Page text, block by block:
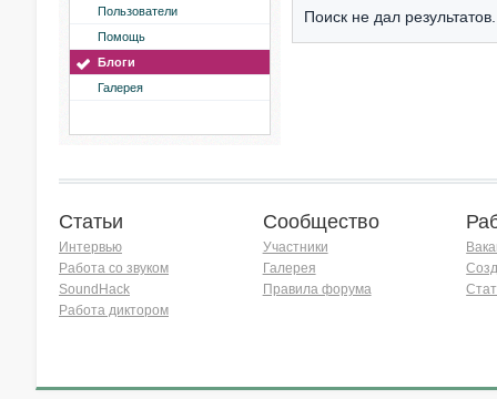
Пользователи
Помощь
Блоги
Галерея
Поиск не дал результатов.
Статьи
Интервью
Работа со звуком
SoundHack
Работа диктором
Сообщество
Участники
Галерея
Правила форума